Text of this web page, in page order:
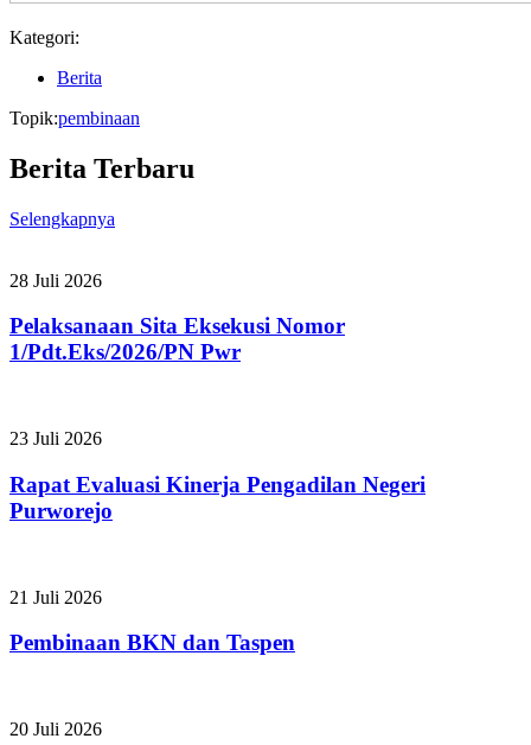
Kategori:
Berita
Topik:pembinaan
Berita Terbaru
Selengkapnya
28 Juli 2026
Pelaksanaan Sita Eksekusi Nomor
1/Pdt.Eks/2026/PN Pwr
23 Juli 2026
Rapat Evaluasi Kinerja Pengadilan Negeri
Purworejo
21 Juli 2026
Pembinaan BKN dan Taspen
20 Juli 2026